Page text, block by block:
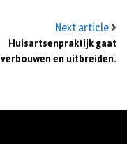
Next article
Huisartsenpraktijk gaat
verbouwen en uitbreiden.